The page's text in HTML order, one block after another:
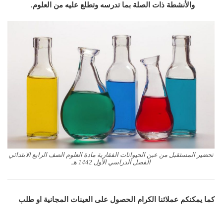
والأنشطة ذات الصلة بما تدرسه وتطلع عليه من العلوم.
تحضير المستقبل من عين الحيوانات الفقارية مادة العلوم الصف الرابع الابتدائي
الفصل الدراسي الأول 1442 هـ
كما يمكنكم عملائنا الكرام الحصول على العينات المجانية او طلب